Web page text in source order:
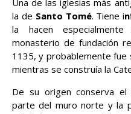
Una de las iglesias más
la de Santo Tomé. Tiene i
la hacen
monasterio de fundación
1135, y probablemente fue
mientras se construía la
De su origen conserva el
parte del muro norte y la